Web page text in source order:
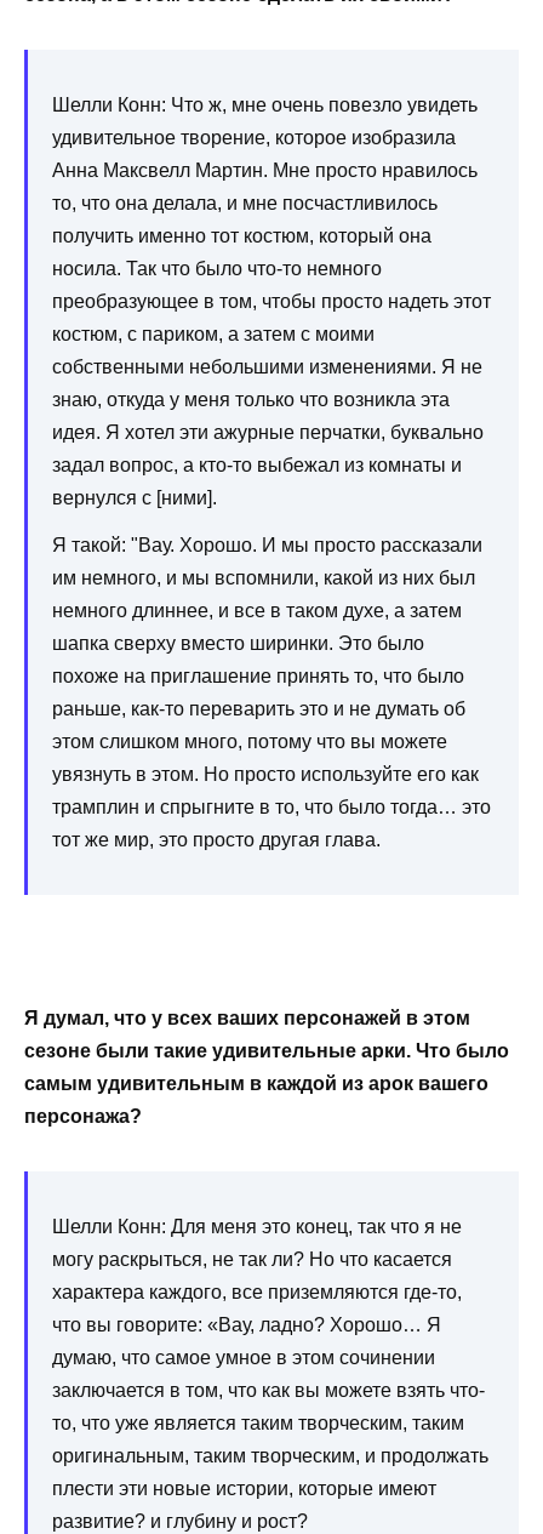
Шелли Конн: Что ж, мне очень повезло увидеть
удивительное творение, которое изобразила
Анна Максвелл Мартин. Мне просто нравилось
то, что она делала, и мне посчастливилось
получить именно тот костюм, который она
носила. Так что было что-то немного
преобразующее в том, чтобы просто надеть этот
костюм, с париком, а затем с моими
собственными небольшими изменениями. Я не
знаю, откуда у меня только что возникла эта
идея. Я хотел эти ажурные перчатки, буквально
задал вопрос, а кто-то выбежал из комнаты и
вернулся с [ними].
Я такой: "Вау. Хорошо. И мы просто рассказали
им немного, и мы вспомнили, какой из них был
немного длиннее, и все в таком духе, а затем
шапка сверху вместо ширинки. Это было
похоже на приглашение принять то, что было
раньше, как-то переварить это и не думать об
этом слишком много, потому что вы можете
увязнуть в этом. Но просто используйте его как
трамплин и спрыгните в то, что было тогда… это
тот же мир, это просто другая глава.
Я думал, что у всех ваших персонажей в этом
сезоне были такие удивительные арки. Что было
самым удивительным в каждой из арок вашего
персонажа?
Шелли Конн: Для меня это конец, так что я не
могу раскрыться, не так ли? Но что касается
характера каждого, все приземляются где-то,
что вы говорите: «Вау, ладно? Хорошо… Я
думаю, что самое умное в этом сочинении
заключается в том, что как вы можете взять что-
то, что уже является таким творческим, таким
оригинальным, таким творческим, и продолжать
плести эти новые истории, которые имеют
развитие? и глубину и рост?